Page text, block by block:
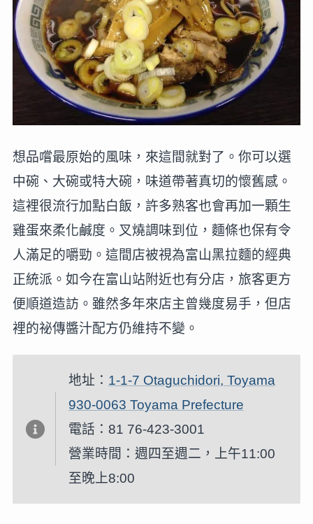
想品嚐最原始的風味，來這間就對了。你可以選
中碗、大碗或特大碗，味道帶著真切的懷舊感。
這裡很流行加點白飯，許多熟客也會再加一顆生
雞蛋來柔化鹹度。叉燒調味到位，麵條也保有令
人滿足的嚼勁。這間店被視為富山黑拉麵的經典
正統派。如今在富山站附近也有分店，旅客更方
便順道造訪。雖然多年來店主曾幾度易手，但店
裡的祕傳醬汁配方仍維持不變。
地址： 1-1-7 Otaguchidori, Toyama
930-0063 Toyama Prefecture
電話：81 76-423-3001
營業時間：週四至週二，上午11:00
至晚上8:00